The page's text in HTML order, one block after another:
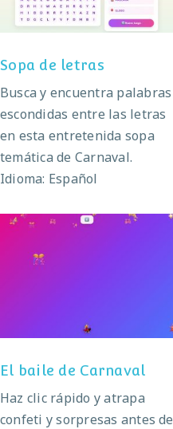
Sopa de letras
Busca y encuentra palabras
escondidas entre las letras
en esta entretenida sopa
temática de Carnaval.
Idioma: Español
El baile de Carnaval
Haz clic rápido y atrapa
confeti y sorpresas antes de